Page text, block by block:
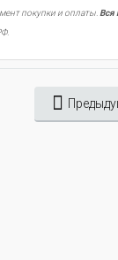
покупки и оплаты.Вся